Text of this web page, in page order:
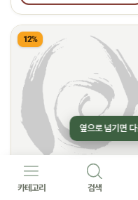
12%
5.0후기 42
카테고리 검색
옆으로 넘기면